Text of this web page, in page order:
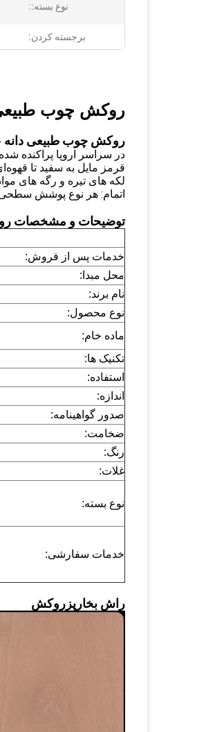
نوع بسته::
برجسته کردن:
روکش چوب طبیعی
روکش چوب طبیعی دانه
در سراسر اروپا پراکنده
قرمز مایل به سفید تا
لکه های تیره و رگه های
اتمام: هر نوع پوشش سطحی
توضیحات و مشخصات
خدمات پس از فروش:
محل مبدا:
نام برند:
نوع محصول:
ماده خام:
تکنیک ها:
استفاده:
اندازه:
صدور گواهینامه:
ضخامت:
رنگ:
غلات:
نوع بسته:
خدمات سفارشی:
راش بخارپز روکش